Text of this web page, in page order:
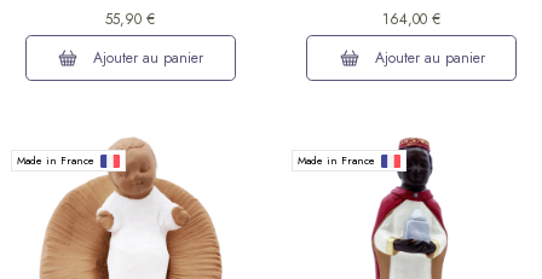
55,90 €
Ajouter au panier
164,00 €
Ajouter au panier
Made in France Made in France